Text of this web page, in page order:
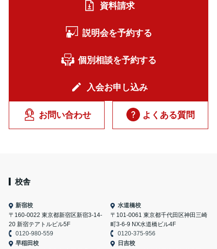
資料請求
説明会を予約する
個別相談を予約する
入会お申し込み
お問い合わせ よくある質問
校舎
新宿校
〒160-0022 東京都新宿区新宿3-14-
20 新宿テアトルビル5F
0120-980-559
水道橋校
〒101-0061 東京都千代田区神田三崎
町3-6-9 NX水道橋ビル4F
0120-375-956
早稲田校
日吉校